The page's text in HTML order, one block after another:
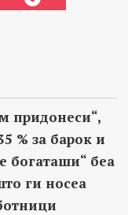
придонеси“,
% за барок и
богаташи“ беа
ги носеа